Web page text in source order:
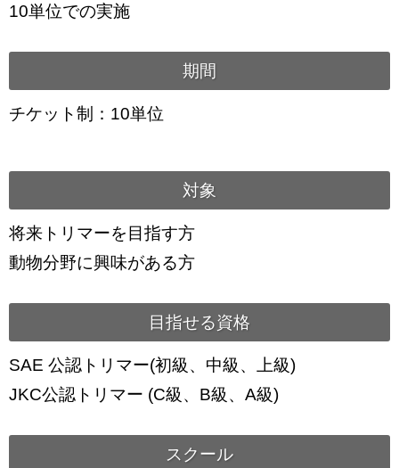
10単位での実施
期間
チケット制：10単位
対象
将来トリマーを目指す方
動物分野に興味がある方
目指せる資格
SAE 公認トリマー(初級、中級、上級)
JKC公認トリマー (C級、B級、A級)
スクール